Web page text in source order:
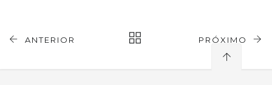
ANTERIOR PRÓXIMO